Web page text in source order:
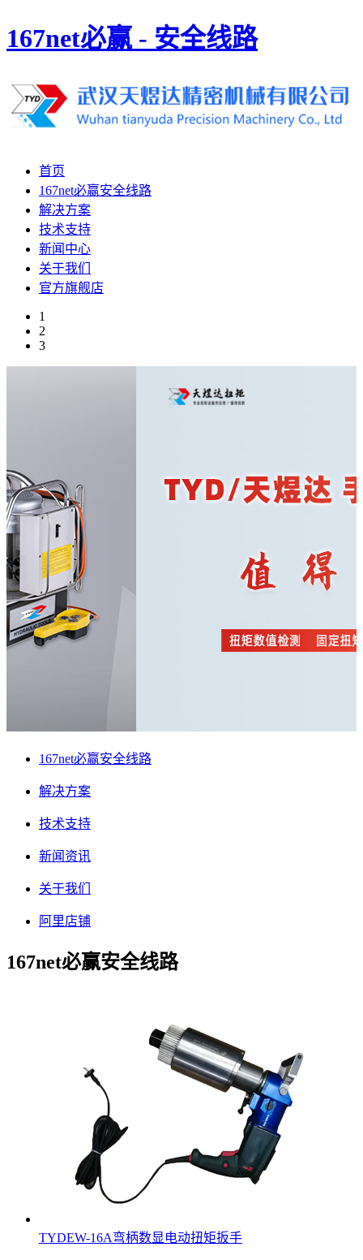
167net必赢 - 安全线路
首页
167net必赢安全线路
解决方案
技术支持
新闻中心
关于我们
官方旗舰店
1
2
3
167net必赢安全线路
解决方案
技术支持
新闻资讯
关于我们
阿里店铺
167net必赢安全线路
TYDEW-16A弯柄数显电动扭矩扳手